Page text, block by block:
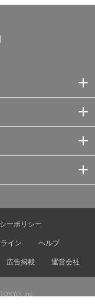
ーポリシー
イン
ヘルプ
広告掲載 運営会社
Inc.